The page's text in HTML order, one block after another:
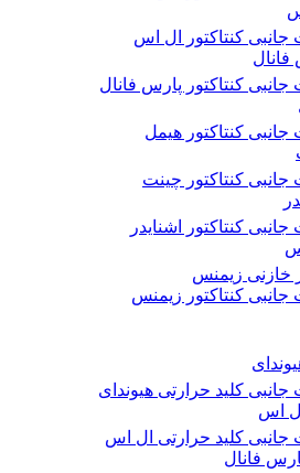
جانبی کنتاکتور ال اس
فانال
جانبی کنتاکتور پارس فانال
جانبی کنتاکتور هیمل
جانبی کنتاکتور چینت
جانبی کنتاکتور اشنایدر
خازنی زیمنس
جانبی کنتاکتور زیمنس
جانبی کلید حرارتی هیوندای
اس
جانبی کلید حرارتی ال اس
فانال